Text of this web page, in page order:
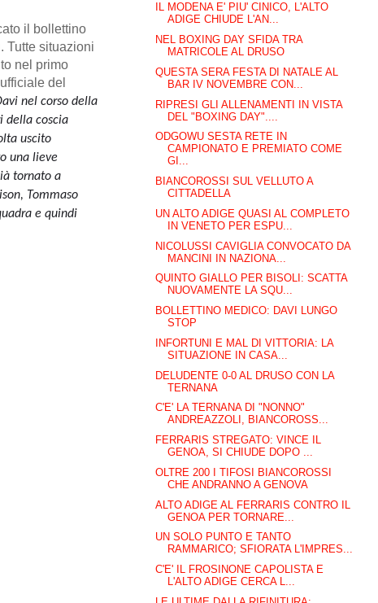
il bollettino
Tutte situazioni
nel primo
del
nel corso della
della coscia
uscito
una lieve
tornato a
Tommaso
e quindi
IL MODENA E' PIU' CINICO, L'ALTO
ADIGE CHIUDE L'AN...
NEL BOXING DAY SFIDA TRA
MATRICOLE AL DRUSO
QUESTA SERA FESTA DI NATALE AL
BAR IV NOVEMBRE CON...
RIPRESI GLI ALLENAMENTI IN VISTA
DEL "BOXING DAY"....
ODGOWU SESTA RETE IN
CAMPIONATO E PREMIATO COME
GI...
BIANCOROSSI SUL VELLUTO A
CITTADELLA
UN ALTO ADIGE QUASI AL COMPLETO
IN VENETO PER ESPU...
NICOLUSSI CAVIGLIA CONVOCATO DA
MANCINI IN NAZIONA...
QUINTO GIALLO PER BISOLI: SCATTA
NUOVAMENTE LA SQU...
BOLLETTINO MEDICO: DAVI LUNGO
STOP
INFORTUNI E MAL DI VITTORIA: LA
SITUAZIONE IN CASA...
DELUDENTE 0-0 AL DRUSO CON LA
TERNANA
C'E' LA TERNANA DI "NONNO"
ANDREAZZOLI, BIANCOROSS...
FERRARIS STREGATO: VINCE IL
GENOA, SI CHIUDE DOPO ...
OLTRE 200 I TIFOSI BIANCOROSSI
CHE ANDRANNO A GENOVA
ALTO ADIGE AL FERRARIS CONTRO IL
GENOA PER TORNARE...
UN SOLO PUNTO E TANTO
RAMMARICO; SFIORATA L'IMPRES...
C'E' IL FROSINONE CAPOLISTA E
L'ALTO ADIGE CERCA L...